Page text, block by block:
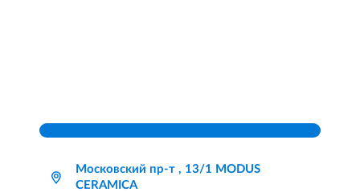
Московский пр-т , 13/1 MODUS
CERAMICA